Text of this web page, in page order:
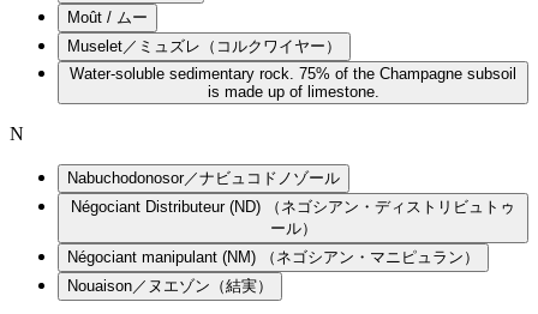
Moût / ムー
Muselet／ミュズレ（コルクワイヤー）
Water-soluble sedimentary rock. 75% of the Champagne subsoil
is made up of limestone.
N
Nabuchodonosor／ナビュコドノゾール
Négociant Distributeur (ND) （ネゴシアン・ディストリビュトゥ
ール）
Négociant manipulant (NM) （ネゴシアン・マニピュラン）
Nouaison／ヌエゾン（結実）